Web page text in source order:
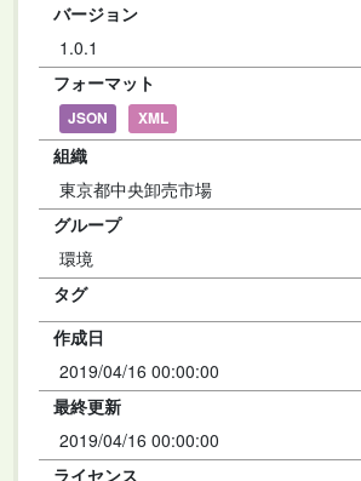
バージョン
1.0.1
フォーマット
JSON XML
組織
東京都中央卸売市場
グループ
環境
タグ
作成日
2019/04/16 00:00:00
最終更新
2019/04/16 00:00:00
ライセンス